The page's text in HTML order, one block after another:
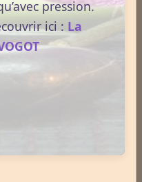
cortisol– Les liens
et équilibre du
présentée ici
pression.
ici : La